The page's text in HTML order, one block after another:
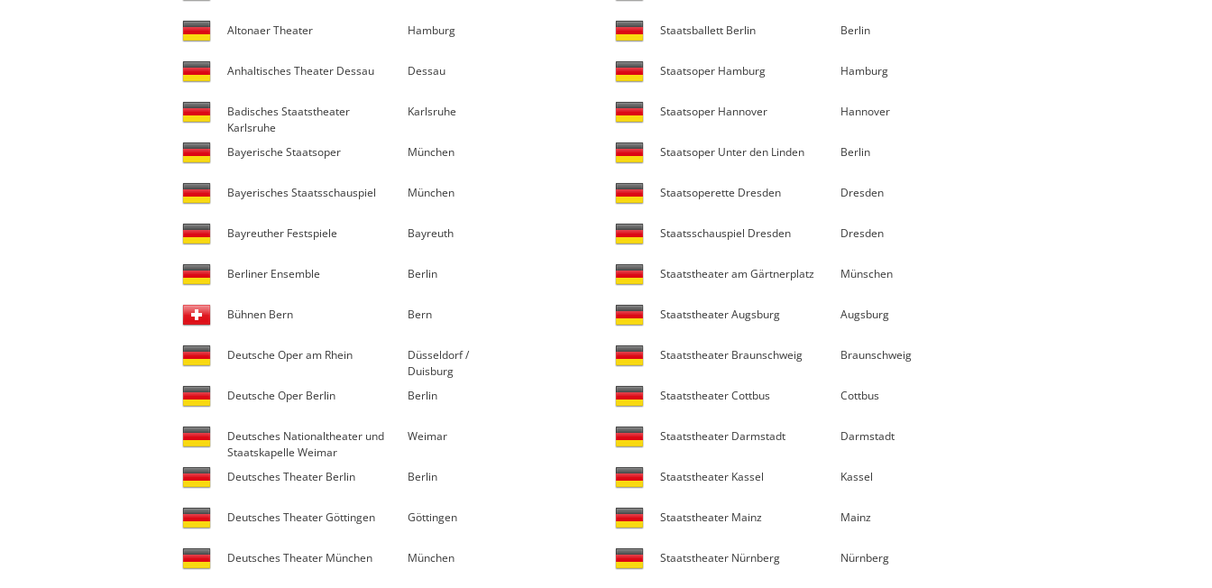
Altonaer Theater Hamburg
Anhaltisches Theater Dessau Dessau
Badisches Staatstheater
Karlsruhe
Karlsruhe
Bayerische Staatsoper München
Bayerisches Staatsschauspiel München
Bayreuther Festspiele Bayreuth
Berliner Ensemble Berlin
Bühnen Bern Bern
Deutsche Oper am Rhein
Düsseldorf /
Duisburg
Deutsche Oper Berlin
Berlin
Deutsches Nationaltheater und
Staatskapelle Weimar
Weimar
Deutsches Theater Berlin Berlin
Deutsches Theater Göttingen Göttingen
Deutsches Theater München München
Staatsballett Berlin Berlin
Staatsoper Hamburg Hamburg
Staatsoper Hannover Hannover
Staatsoper Unter den Linden Berlin
Staatsoperette Dresden Dresden
Staatsschauspiel Dresden Dresden
Staatstheater am Gärtnerplatz Münschen
Staatstheater Augsburg Augsburg
Staatstheater Braunschweig Braunschweig
Staatstheater Cottbus Cottbus
Staatstheater Darmstadt Darmstadt
Staatstheater Kassel Kassel
Staatstheater Mainz Mainz
Staatstheater Nürnberg Nürnberg